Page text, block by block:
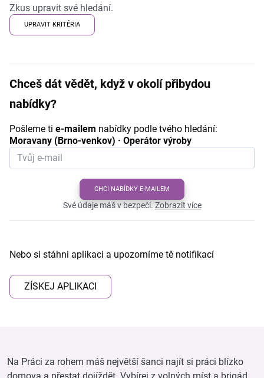
Zkus upravit své hledání.
UPRAVIT KRITÉRIA
Chceš dát vědět, když v okolí přibydou
nabídky?
Pošleme ti e-mailem nabídky podle tvého hledání:
Moravany (Brno-venkov) · Operátor výroby
CHCI NABÍDKY E-MAILEM
Své údaje máš v bezpečí.Zobrazit více
Nebo si stáhni aplikaci a upozorníme tě notifikací
ZÍSKEJ APLIKACI
Na Práci za rohem máš největší šanci najít si práci blízko
domova a přestat dojíždět. Vybírej z volných míst a brigád